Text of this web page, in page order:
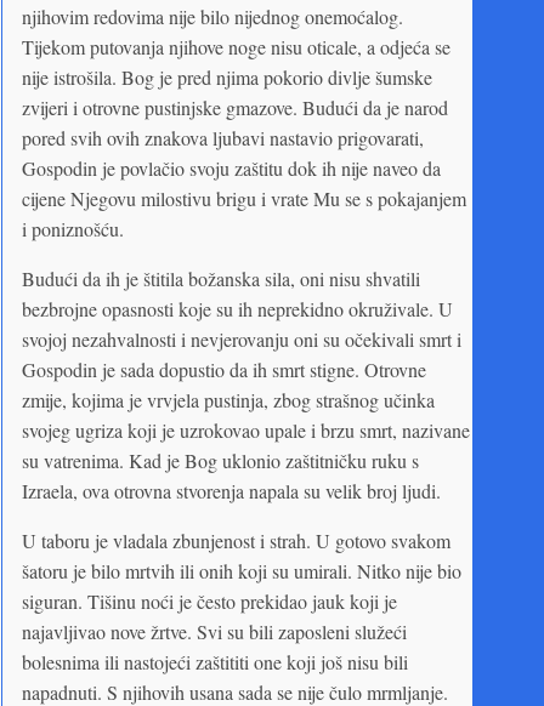
njihovim redovima nije bilo nijednog onemoćalog.
Tijekom putovanja njihove noge nisu oticale, a odjeća se
nije istrošila. Bog je pred njima pokorio divlje šumske
zvijeri i otrovne pustinjske gmazove. Budući da je narod
pored svih ovih znakova ljubavi nastavio prigovarati,
Gospodin je povlačio svoju zaštitu dok ih nije naveo da
cijene Njegovu milostivu brigu i vrate Mu se s pokajanjem
i poniznošću.
Budući da ih je štitila božanska sila, oni nisu shvatili
bezbrojne opasnosti koje su ih neprekidno okruživale. U
svojoj nezahvalnosti i nevjerovanju oni su očekivali smrt i
Gospodin je sada dopustio da ih smrt stigne. Otrovne
zmije, kojima je vrvjela pustinja, zbog strašnog učinka
svojeg ugriza koji je uzrokovao upale i brzu smrt, nazivane
su vatrenima. Kad je Bog uklonio zaštitničku ruku s
Izraela, ova otrovna stvorenja napala su velik broj ljudi.
U taboru je vladala zbunjenost i strah. U gotovo svakom
šatoru je bilo mrtvih ili onih koji su umirali. Nitko nije bio
siguran. Tišinu noći je često prekidao jauk koji je
najavljivao nove žrtve. Svi su bili zaposleni služeći
bolesnima ili nastojeći zaštititi one koji još nisu bili
napadnuti. S njihovih usana sada se nije čulo mrmljanje.